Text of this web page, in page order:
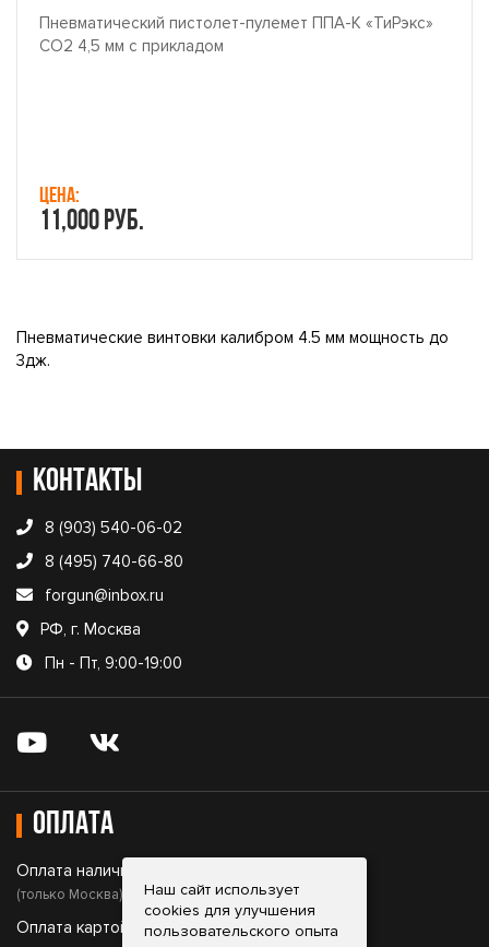
Пневматический пистолет-пулемет ППА-К «ТиРэкс»
СО2 4,5 мм с прикладом
Цена:
11,000 руб.
Пневматические винтовки калибром 4.5 мм мощность до
3дж.
Контакты
8 (903) 540-06-02
8 (495) 740-66-80
forgun@inbox.ru
РФ, г. Москва
Пн - Пт, 9:00-19:00
Оплата
Оплата наличными;
(только Москва)
Оплата картой;
Наш сайт использует
cookies для улучшения
пользовательского опыта